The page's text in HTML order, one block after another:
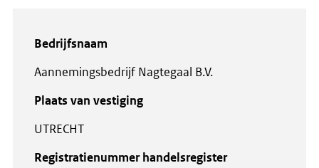
Bedrijfsnaam
Aannemingsbedrijf Nagtegaal B.V.
Plaats van vestiging
UTRECHT
Registratienummer handelsregister